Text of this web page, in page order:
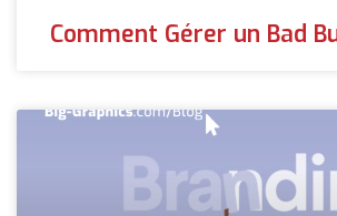
Comment Gérer un Bad